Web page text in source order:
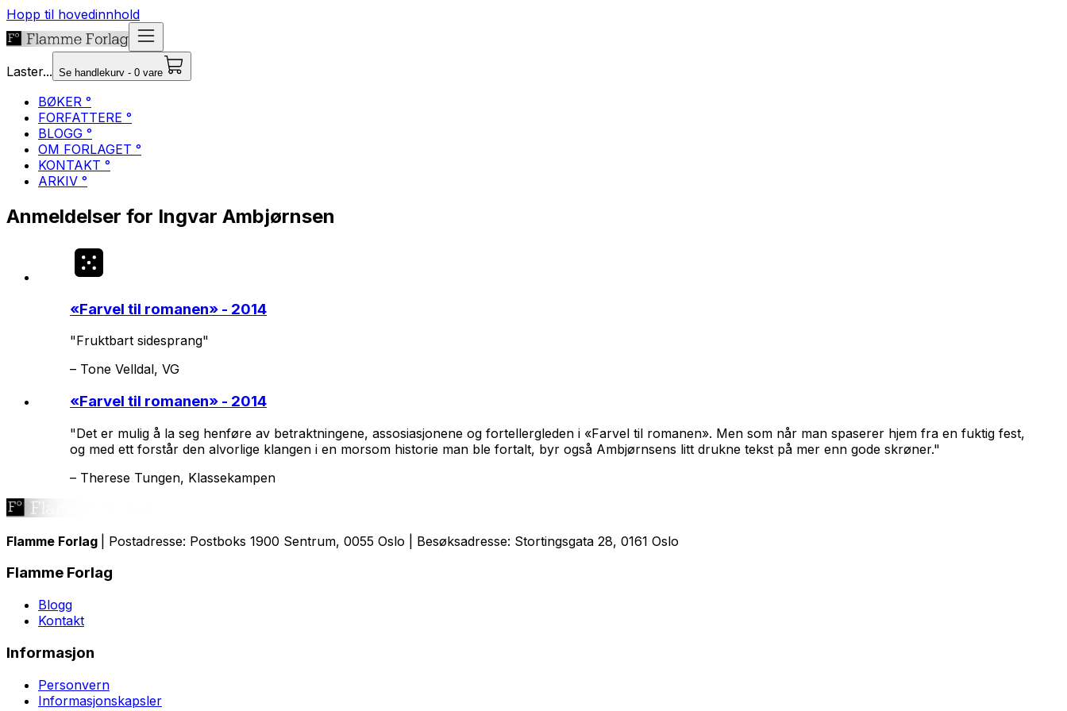
Hopp til hovedinnhold
Laster... Se handlekurv - 0 vare
BØKER °
FORFATTERE °
BLOGG °
OM FORLAGET °
KONTAKT °
ARKIV °
Anmeldelser for Ingvar Ambjørnsen
«Farvel til romanen» - 2014
"Fruktbart sidesprang"
– Tone Velldal, VG
«Farvel til romanen» - 2014
"Det er mulig å la seg henføre av betraktningene, assosiasjonene og fortellergleden i «Farvel til romanen». Men som når man spaserer hjem fra en fuktig fest,
og med ett forstår den alvorlige klangen i en morsom historie man ble fortalt, byr også Ambjørnsens litt drukne tekst på mer enn gode skrøner."
– Therese Tungen, Klassekampen
Flamme Forlag | Postadresse: Postboks 1900 Sentrum, 0055 Oslo | Besøksadresse: Stortingsgata 28, 0161 Oslo
Flamme Forlag
Blogg
Kontakt
Informasjon
Personvern
Informasjonskapsler